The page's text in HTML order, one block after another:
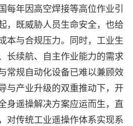
每年因高空焊接等高位作业引
，既威胁人员生命安全，也给
本与合规压力。同时，工业生
长续航、自主作业能力的需求
常规自动化设备已难以兼顾效
与产业升级的双重推动下，开
身遥操解决方案应运而生，直
对传统工业遥操作体系实现系